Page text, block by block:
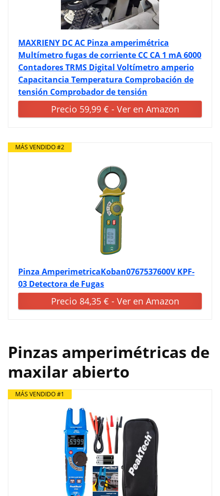
MAXRIENY DC AC Pinza amperimétrica
Multímetro fugas de corriente CC CA 1 mA 6000
Contadores TRMS Digital Voltímetro amperio
Capacitancia Temperatura Comprobación de
tensión Comprobador de tensión
Precio 59,99 € - Ver en Amazon
MÁS VENDIDO #2
Pinza AmperimetricaKoban0767537600V KPF-
03 Detectora de Fugas
Precio 84,35 € - Ver en Amazon
Pinzas amperimétricas de
maxilar abierto
MÁS VENDIDO #1